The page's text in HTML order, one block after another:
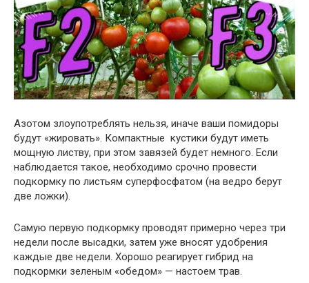
Азотом злоупотреблять нельзя, иначе ваши помидоры
будут «жировать». Компактные кустики будут иметь
мощную листву, при этом завязей будет немного. Если
наблюдается такое, необходимо срочно провести
подкормку по листьям суперфосфатом (на ведро берут
две ложки).
Самую первую подкормку проводят примерно через три
недели после высадки, затем уже вносят удобрения
каждые две недели. Хорошо реагирует гибрид на
подкормки зеленым «обедом» — настоем трав.